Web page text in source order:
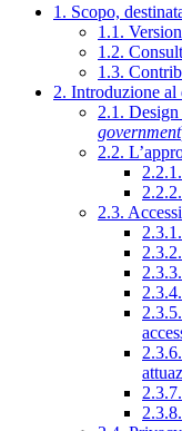
1. Scopo,
1.1.
1.2.
1.3.
2. Introduzione
2.1.
government
2.2.
2.3.